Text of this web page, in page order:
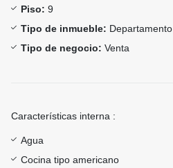
Piso: 9
Tipo de inmueble: Departamento
Tipo de negocio: Venta
Características interna :
Agua
Cocina tipo americano